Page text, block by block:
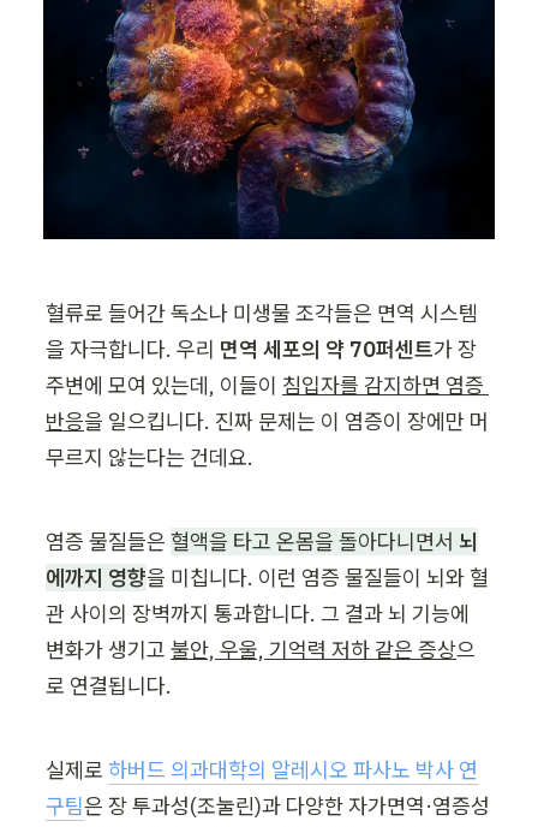
혈류로 들어간 독소나 미생물 조각들은 면역 시스템
을 자극합니다. 우리 면역 세포의 약 70퍼센트가 장
주변에 모여 있는데, 이들이 침입자를 감지하면 염증
반응을 일으킵니다. 진짜 문제는 이 염증이 장에만 머
무르지 않는다는 건데요.
염증 물질들은 혈액을 타고 온몸을 돌아다니면서 뇌
에까지 영향을 미칩니다. 이런 염증 물질들이 뇌와 혈
관 사이의 장벽까지 통과합니다. 그 결과 뇌 기능에
변화가 생기고 불안, 우울, 기억력 저하 같은 증상으
로 연결됩니다.
실제로 하버드 의과대학의 알레시오 파사노 박사 연
구팀은 장 투과성(조눌린)과 다양한 자가면역·염증성